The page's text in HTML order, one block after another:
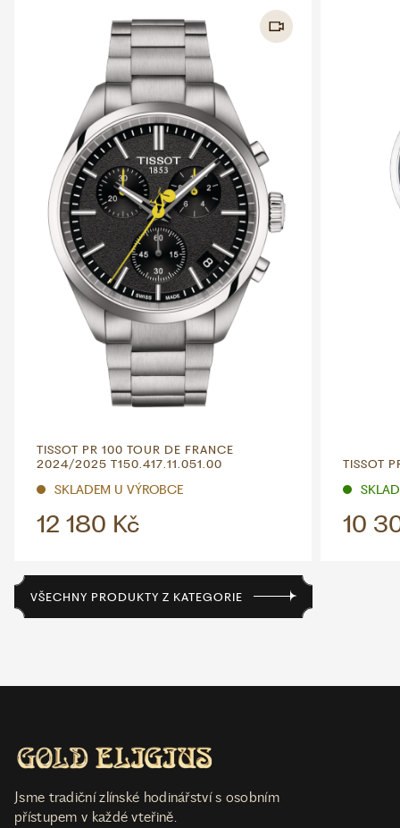
TISSOT PR 100 TOUR DE FRANCE
2024/2025 T150.417.11.051.00
SKLADEM U VÝROBCE
12 180 Kč
TISSOT
10
VŠECHNY PRODUKTY Z KATEGORIE
Jsme tradiční zlínské hodinářství s osobním
přístupem v každé vteřině.